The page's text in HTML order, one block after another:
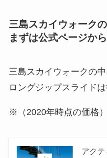
三島スカイウォーク
まずは公式ページか
三島スカイウォークの
ロングジップスライド
※（2020年時点の価格）
アク